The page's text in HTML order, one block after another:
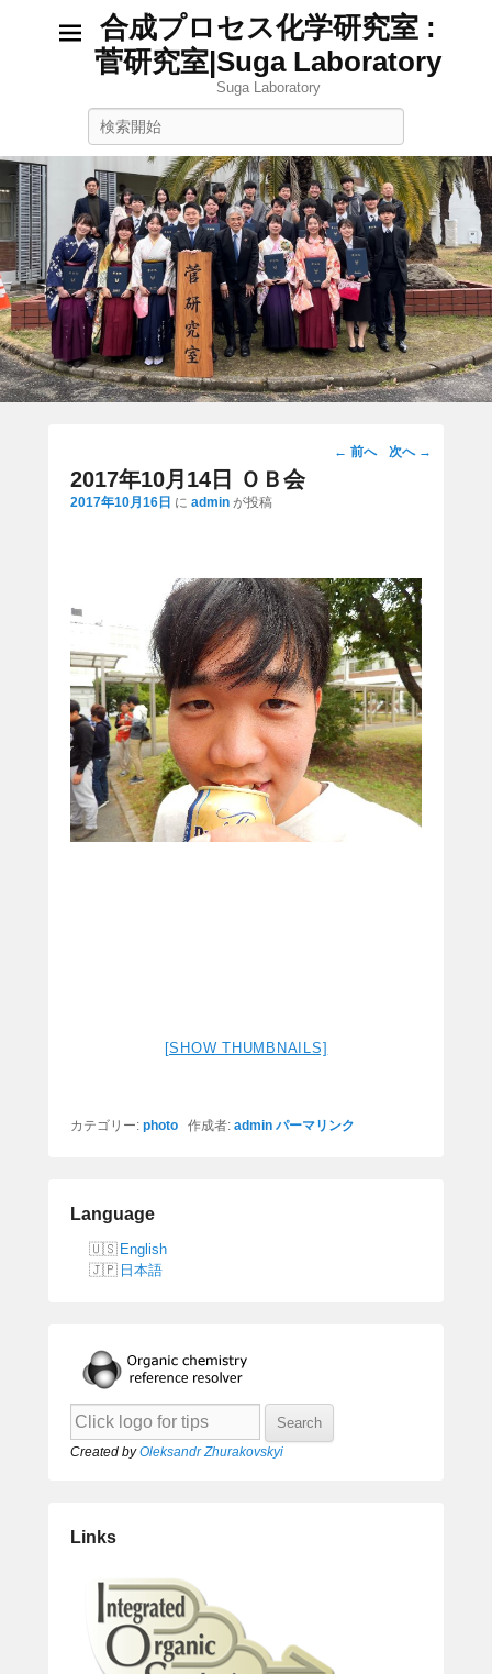
合成プロセス化学研究室 :
菅研究室|Suga Laboratory
Suga Laboratory
投
シ
ョ
ン
← 前へ 次へ →
2017年10月14日 ＯＢ会
2017年10月16日 に admin が投稿
[SHOW THUMBNAILS]
カテゴリー: photo 作成者: admin パーマリンク
Language
English
日本語
Created byOleksandr Zhurakovskyi
Links